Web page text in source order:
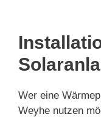
Wer eine
Weyhe nutzen